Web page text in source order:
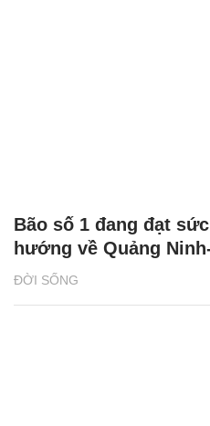
ĐỜI SỐNG
Bão số 1 đang đạt
hướng về Quảng